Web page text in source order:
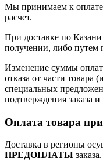
Мы принимаем к
расчет.
При доставке по Казани
получении, либо путем
Изменение суммы
отказа от части товара
специальных
подтверждения заказа
Оплата товара
Доставка в регионы
ПРЕДОПЛАТЫ заказа.